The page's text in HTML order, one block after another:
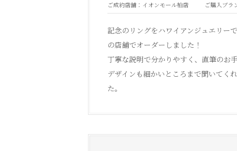
ご成約店舗：イオンモール柏店 ご購入ブ
記念のリングをハワイアンジュエリー
の店舗でオーダーしました！
丁寧な説明で分かりやすく、直筆のお
デザインも細かいところまで聞いてく
た。